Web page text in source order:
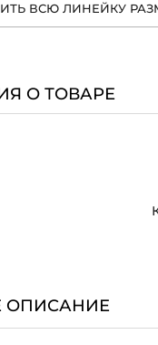
ВСЮ ЛИНЕЙКУ
О ТОВАРЕ
ОПИСАНИЕ